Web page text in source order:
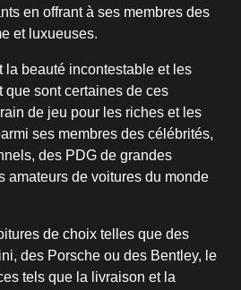
en offrant à ses membres des
et luxueuses.
la beauté incontestable et les
sont certaines de ces
de jeu pour les riches et les
ses membres des célébrités,
des PDG de grandes
amateurs de voitures du monde
de choix telles que des
des Porsche ou des Bentley, le
tels que la livraison et la